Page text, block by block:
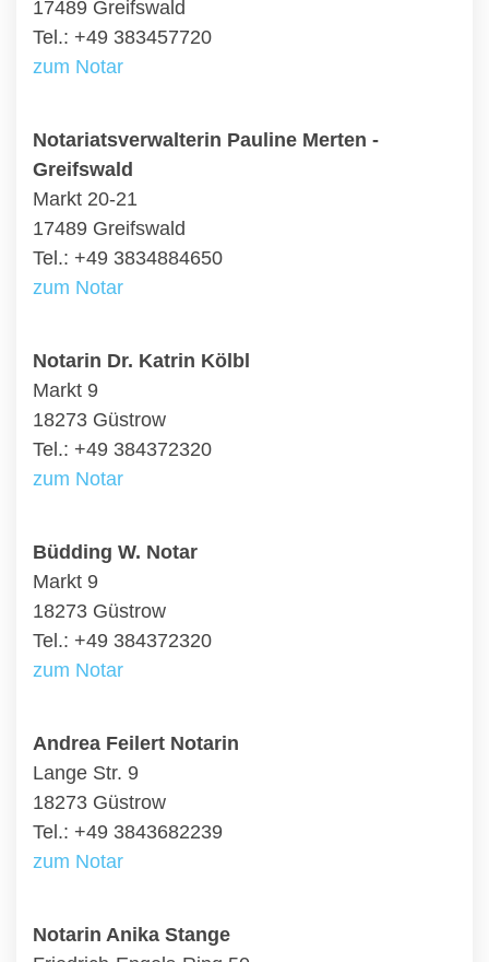
17489 Greifswald
Tel.: +49 383457720
zum Notar
Notariatsverwalterin Pauline Merten -
Greifswald
Markt 20-21
17489 Greifswald
Tel.: +49 3834884650
zum Notar
Notarin Dr. Katrin Kölbl
Markt 9
18273 Güstrow
Tel.: +49 384372320
zum Notar
Büdding W. Notar
Markt 9
18273 Güstrow
Tel.: +49 384372320
zum Notar
Andrea Feilert Notarin
Lange Str. 9
18273 Güstrow
Tel.: +49 3843682239
zum Notar
Notarin Anika Stange